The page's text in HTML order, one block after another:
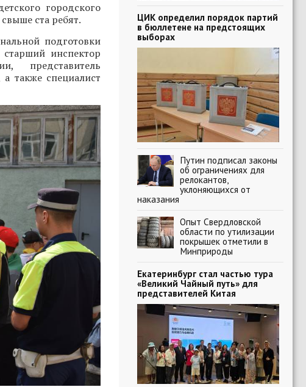
городского
ста ребят.
подготовки
инспектор
представитель
а также специалист
ЦИК определил порядок партий
в бюллетене на предстоящих
выборах
Путин подписал законы
об ограничениях для
релокантов,
уклоняющихся от
наказания
Опыт Свердловской
области по утилизации
покрышек отметили в
Минприроды
Екатеринбург стал частью тура
«Великий Чайный путь» для
представителей Китая